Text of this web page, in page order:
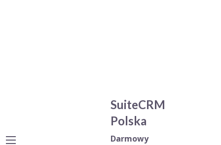
SuiteCRM
Polska
Darmowy